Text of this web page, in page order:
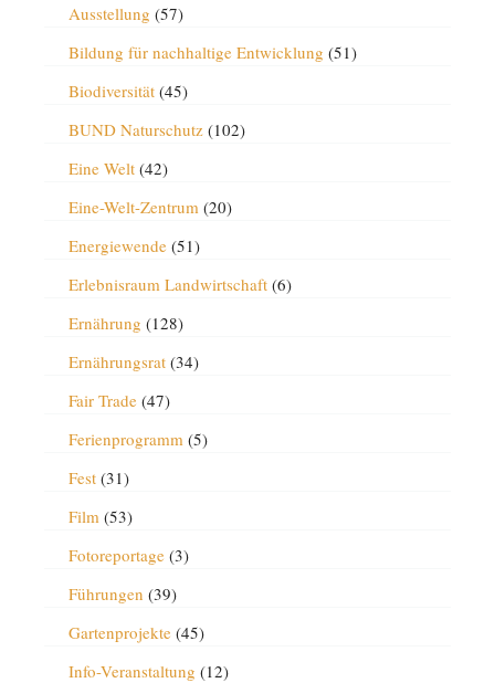
Ausstellung (57)
Bildung für nachhaltige Entwicklung (51)
Biodiversität(45)
BUND Naturschutz(102)
Eine Welt(42)
Eine-Welt-Zentrum (20)
Energiewende(51)
Erlebnisraum Landwirtschaft(6)
Ernährung (128)
Ernährungsrat(34)
Fair Trade(47)
Ferienprogramm (5)
Fest(31)
Film (53)
Fotoreportage(3)
Führungen (39)
Gartenprojekte(45)
Info-Veranstaltung (12)